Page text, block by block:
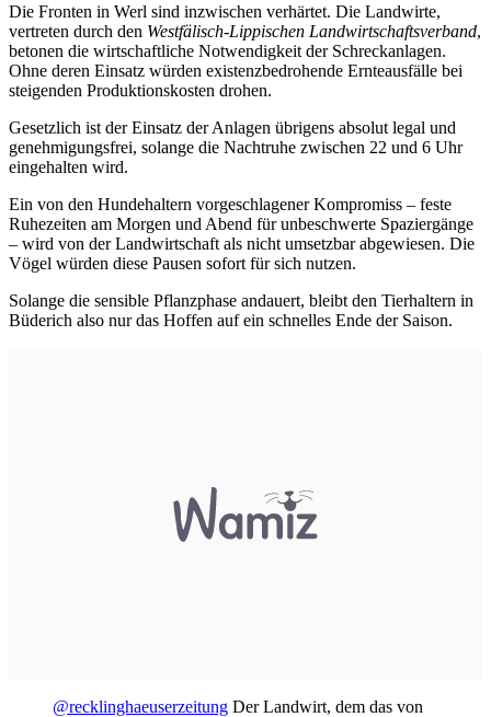
Die Fronten in Werl sind inzwischen verhärtet. Die Landwirte,
vertreten durch den Westfälisch-Lippischen Landwirtschaftsverband,
betonen die wirtschaftliche Notwendigkeit der Schreckanlagen.
Ohne deren Einsatz würden existenzbedrohende Ernteausfälle bei
steigenden Produktionskosten drohen.
Gesetzlich ist der Einsatz der Anlagen übrigens absolut legal und
genehmigungsfrei, solange die Nachtruhe zwischen 22 und 6 Uhr
eingehalten wird.
Ein von den Hundehaltern vorgeschlagener Kompromiss – feste
Ruhezeiten am Morgen und Abend für unbeschwerte Spaziergänge
– wird von der Landwirtschaft als nicht umsetzbar abgewiesen. Die
Vögel würden diese Pausen sofort für sich nutzen.
Solange die sensible Pflanzphase andauert, bleibt den Tierhaltern in
Büderich also nur das Hoffen auf ein schnelles Ende der Saison.
@recklinghaeuserzeitung Der Landwirt, dem das von